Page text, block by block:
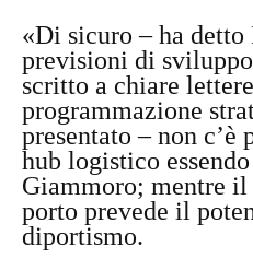
«Di sicuro – ha
previsioni di
scritto a chiare
programmazione
presentato – non c’è
hub logistico
Giammoro; mentre
porto prevede il
diportismo.